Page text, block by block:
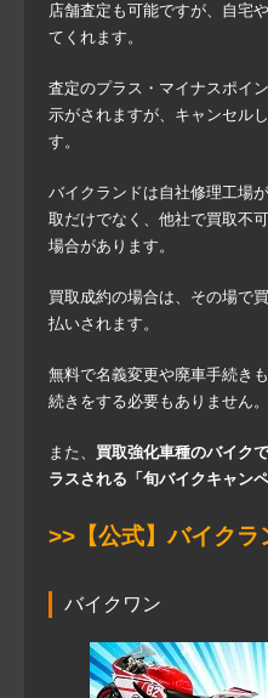
店舗査定も可能ですが、自宅
てくれます。
査定のプラス・マイナスポイ
示がされますが、キャンセル
す。
バイクランドは自社修理工場
取だけでなく、他社で買取不
場合があります。
買取成約の場合は、その場で
払いされます。
無料で名義変更や廃車手続き
続きをする必要もありません。
また、 買取強化車種のバイク
ラスされる「旬バイクキャン
>>【公式】バイクラ
バイクワン